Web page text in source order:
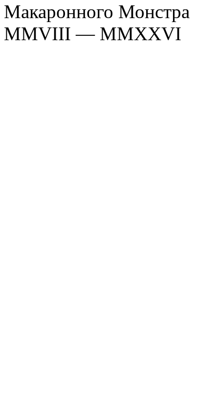
Макаронного Монстра
MMVIII — MMXXVI